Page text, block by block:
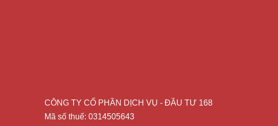
CÔNG TY CỔ PHẦN DỊCH VỤ - ĐẦU TƯ 168
Mã số thuế: 0314505643